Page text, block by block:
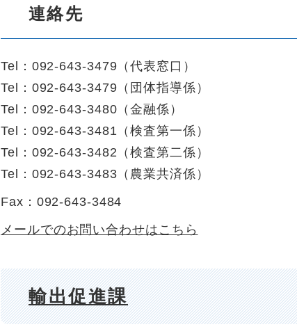
連絡先
Tel：092-643-3479 （代表窓口 ）
Tel：092-643-3479 （ 団体指導係 ）
Tel：092-643-3480 （金融係 ）
Tel：092-643-3481 （検査第一係 ）
Tel：092-643-3482 （検査第二係 ）
Tel：092-643-3483 （ 農業共済係 ）
Fax：092-643-3484
メールでのお問い合わせはこちら
輸出促進課